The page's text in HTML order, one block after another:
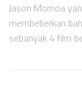
Jason Momoa
membeberkan
sebanyak 4 film